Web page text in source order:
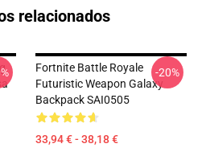
relacionados
Fortnite Battle Royale
Futuristic Weapon Galaxy
Backpack SAI0505
33,94 € - 38,18 €
-20%